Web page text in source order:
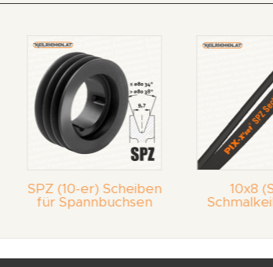
SPZ (10-er) Scheiben
für Spannbuchsen
10x8